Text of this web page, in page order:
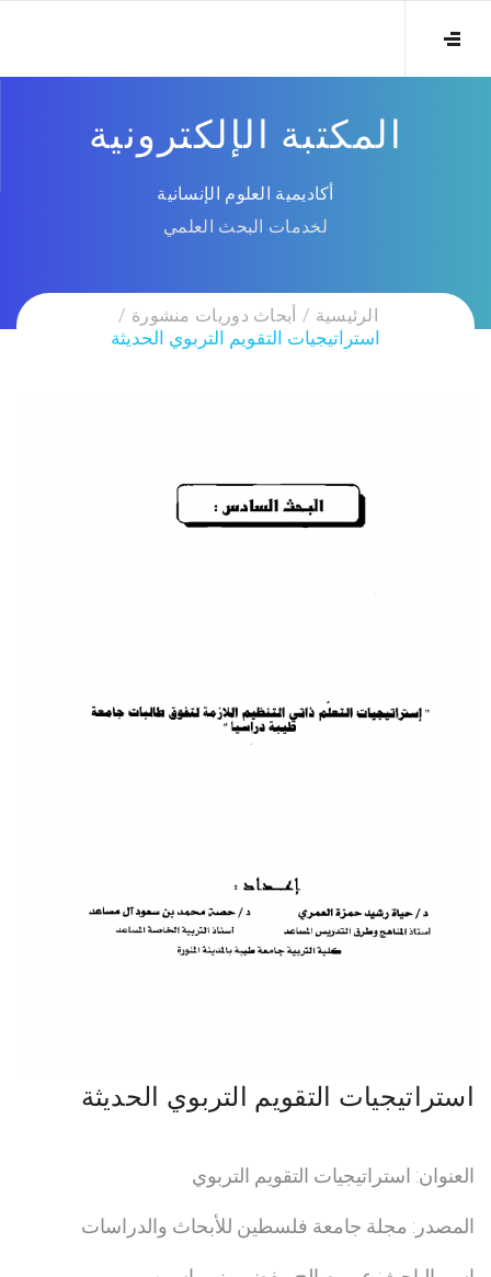
المكتبة الإلكترونية
أكاديمية العلوم الإنسانية
لخدمات البحث العلمي
الرئيسية
أبحاث دوريات منشورة
استراتيجيات التقويم التربوي الحديثة
استراتيجيات التقويم التربوي الحديثة
العنوان: استراتيجيات التقويم التربوي
المصدر: مجلة جامعة فلسطين للأبحاث والدراسات